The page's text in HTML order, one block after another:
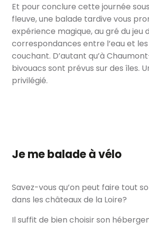
Et pour conclure cette journée
fleuve, une balade tardive vous
expérience magique, au gré du jeu
correspondances entre l’eau et
couchant. D’autant qu’à
bivouacs sont prévus sur des îles.
privilégié.
Je me balade à vélo
Savez-vous qu’on peut faire tout
dans les châteaux de la Loire?
Il suffit de bien choisir son